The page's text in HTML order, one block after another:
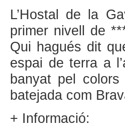
L’Hostal de la
primer nivell de
Qui hagués dit
espai de terra a
banyat pel
batejada com
+ Informació: